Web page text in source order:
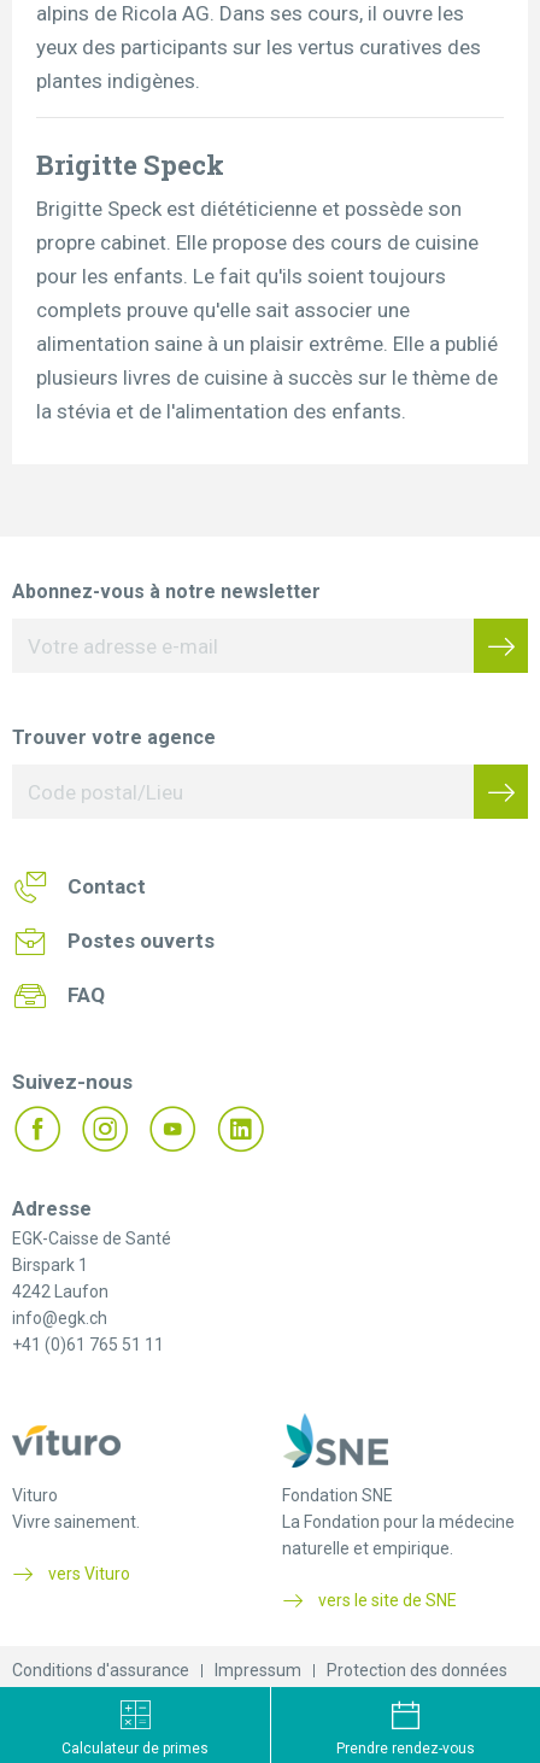
Calculateur de primes Prendre rendez-vous
alpins de Ricola AG. Dans ses cours, il ouvre les
yeux des participants sur les vertus curatives des
plantes indigènes.
Brigitte Speck
Brigitte Speck est diététicienne et possède son
propre cabinet. Elle propose des cours de cuisine
pour les enfants. Le fait qu'ils soient toujours
complets prouve qu'elle sait associer une
alimentation saine à un plaisir extrême. Elle a publié
plusieurs livres de cuisine à succès sur le thème de
la stévia et de l'alimentation des enfants.
Abonnez-vous à notre newsletter
Trouver votre agence
Contact
Postes ouverts
FAQ
Suivez-nous
Adresse
EGK-Caisse de Santé
Birspark 1
4242 Laufon
info@egk.ch
+41 (0)61 765 51 11
Vituro
Vivre sainement.
vers Vituro
Fondation SNE
La Fondation pour la médecine
naturelle et empirique.
vers le site de SNE
Conditions d'assurance Impressum
Protection des données
© 2026 EGK-Caisse de santé